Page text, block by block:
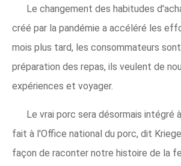
Le changement des habitudes
créé par la pandémie a accéléré les
mois plus tard, les consommateurs
préparation des repas, ils veulent de
expériences et voyager.
Le vrai porc sera désormais intégré
fait à l'Office national du porc, dit
façon de raconter notre histoire de la